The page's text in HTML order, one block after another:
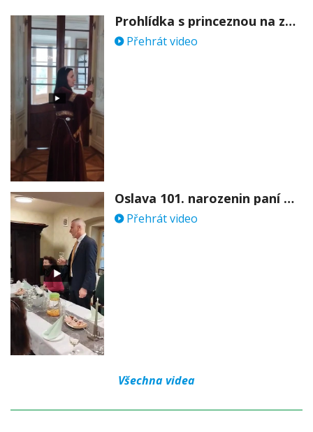
Prohlídka s princeznou na zámku Stekník
Přehrát video
Oslava 101. narozenin paní Věry Skořepové
Přehrát video
Všechna videa